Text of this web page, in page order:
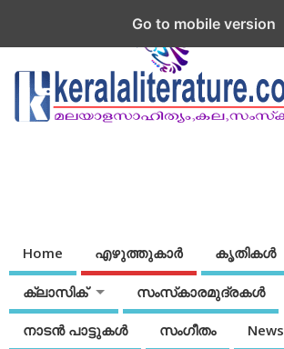
Home എഴുത്തുകാര്‍ കൃതികൾ
ക്ലാസിക് സംസ്‌കാരമുദ്രകള്‍
നാടന്‍ പാട്ടുകള്‍ സംഗീതം News
Go to mobile version